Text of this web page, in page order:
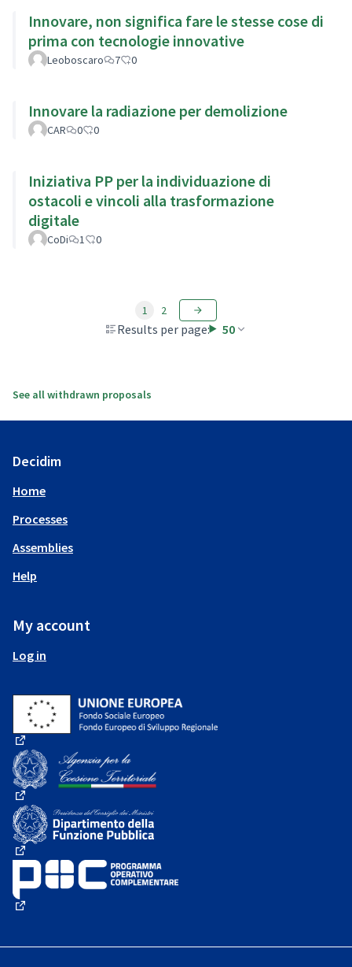
Innovare, non significa fare le stesse cose di
prima con tecnologie innovative
Leoboscaro 7 0
Innovare la radiazione per demolizione
CAR 0 0
Iniziativa PP per la individuazione di
ostacoli e vincoli alla trasformazione
digitale
CoDi 1 0
Results per page: 50
1 2
See all withdrawn proposals
Decidim
Home
Processes
Assemblies
Help
My account
Log in
(External link)
(External link)
(External link)